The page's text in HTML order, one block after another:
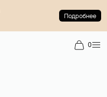
Подробнее
0